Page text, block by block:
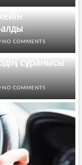
NO COMMENTS
сұранысы
NO COMMENTS